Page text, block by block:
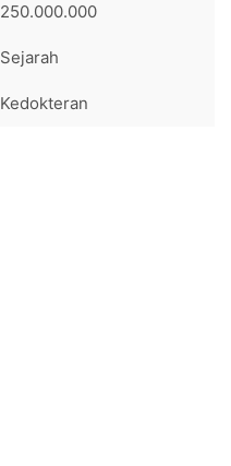
250.000.000
Sejarah
Kedokteran